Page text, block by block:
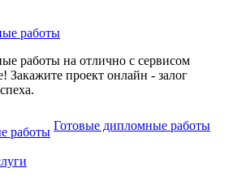
работы
работы на отлично с сервисом
Закажите проект онлайн - залог
Готовые дипломные работы